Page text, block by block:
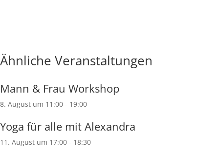
Ähnliche Veranstaltungen
Mann & Frau Workshop
8. August um 11:00 - 19:00
Yoga für alle mit Alexandra
11. August um 17:00 - 18:30